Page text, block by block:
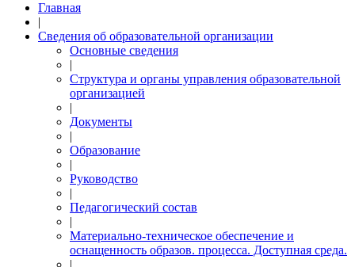
Главная
|
Сведения об образовательной организации
Основные сведения
|
Структура и органы управления образовательной
организацией
|
Документы
|
Образование
|
Руководство
|
Педагогический состав
|
Материально-техническое обеспечение и
оснащенность образов. процесса. Доступная среда.
|